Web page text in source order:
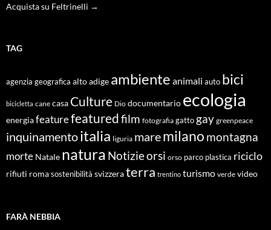
Acquista su Feltrinelli →
TAG
agenzia geografica alto adige ambiente animali auto bici
bicicletta cane casa Culture Dio documentario ecologia
energiafeaturefeaturedfilm fotografia gatto gay greenpeace
inquinamentoitalia liguria maremilano montagna
morte Natale natura Notizieorsi orso parco plastica riciclo
rifiuti roma sostenibilità svizzeraterra trentino turismo verde video
FARÀ NEBBIA